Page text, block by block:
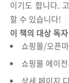
이기도 합니다.
할 수 있습니다!
이 책의 대상 독자
쇼핑몰/오픈
쇼핑몰 에이
상세 페이지